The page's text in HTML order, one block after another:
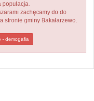
populacja.
zachęcamy do do
stronie gminy Bakałarzewo.
- demogafia